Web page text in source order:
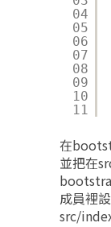
04
05
06
07
08
09
10
11
在
並把在
成員裡
src/